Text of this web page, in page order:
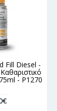
Fill Diesel -
- P1270